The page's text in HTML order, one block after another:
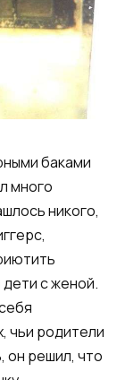
баками
много
никого,
с женой.
чьи родители
он решил, что